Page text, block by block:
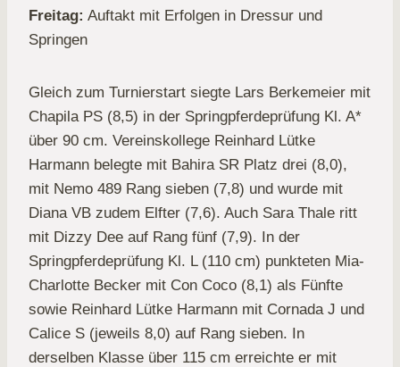
Freitag: Auftakt mit Erfolgen in Dressur und
Springen
Gleich zum Turnierstart siegte Lars Berkemeier mit
Chapila PS (8,5) in der Springpferdeprüfung Kl. A*
über 90 cm. Vereinskollege Reinhard Lütke
Harmann belegte mit Bahira SR Platz drei (8,0),
mit Nemo 489 Rang sieben (7,8) und wurde mit
Diana VB zudem Elfter (7,6). Auch Sara Thale ritt
mit Dizzy Dee auf Rang fünf (7,9). In der
Springpferdeprüfung Kl. L (110 cm) punkteten Mia-
Charlotte Becker mit Con Coco (8,1) als Fünfte
sowie Reinhard Lütke Harmann mit Cornada J und
Calice S (jeweils 8,0) auf Rang sieben. In
derselben Klasse über 115 cm erreichte er mit